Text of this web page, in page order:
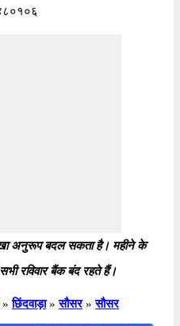
अनुरूप बदल सकता है। महीने के
रविवार बैंक बंद रहते हैं।
» छिंदवाड़ा » सौसर » सौसर